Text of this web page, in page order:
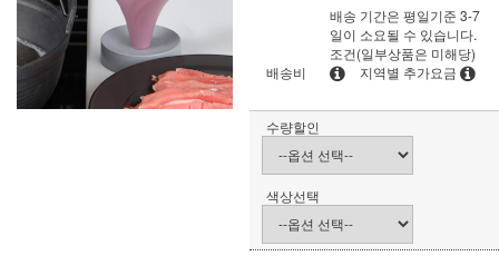
배송비
배송 기간은 평일기준 3-7
일이 소요될 수 있습니다.
조건(일부상품은 미해당)
지역별 추가요금
수량할인
색상선택